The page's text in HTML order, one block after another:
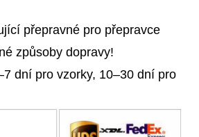
přepravné pro přepravce
způsoby dopravy!
dní pro vzorky, 10–30 dní pro